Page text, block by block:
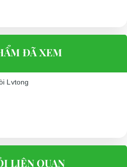
ĐÃ XEM
Lvtong
LIÊN QUAN